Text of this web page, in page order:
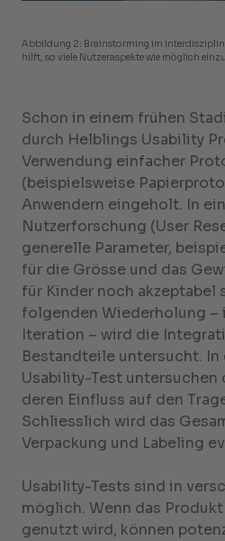
Abbildung 2: Brainstorming im
hilft, so viele Nutzeraspekte wie möglich
Schon in einem frühen
durch Helblings Usability
Verwendung einfacher
(beispielsweise
Anwendern eingeholt. In
Nutzerforschung (User
generelle Parameter,
für die Grösse und das
für Kinder noch akzeptabel
folgenden Wiederholung –
Iteration – wird die
Bestandteile untersucht.
Usability-Test untersuchen
deren Einfluss auf den
Schliesslich wird das
Verpackung und Labeling
Usability-Tests sind in
möglich. Wenn das
genutzt wird, können